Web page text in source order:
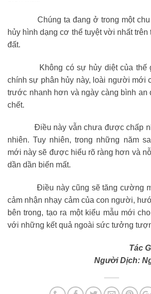
Chúng ta đang ở trong một chu
hủy hình dạng cơ thể tuyệt vời nhất
đất.
Không có sự hủy diệt của thế
chính sự phân hủy này, loài người mới
trước nhanh hơn và ngày càng bình an
chết.
Điều này vẫn chưa được chấp
nhiên. Tuy nhiên, trong những năm
mới này sẽ được hiểu rõ ràng hơn và
dần dần biến mất.
Điều này cũng sẽ tăng cường
cảm nhận nhạy cảm của con người,
bên trong, tạo ra một kiểu mẫu mới
với những kết quả ngoài sức tưởng
Tác
Người Dịch: